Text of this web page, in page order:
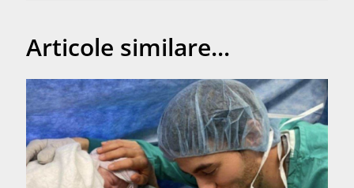
Articole similare...